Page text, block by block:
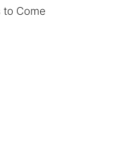
to Come